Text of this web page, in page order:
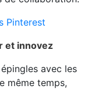
Pinterest
et innovez
avec les
même temps,